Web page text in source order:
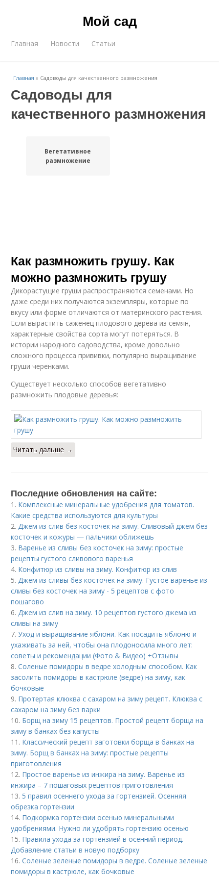
Мой сад
Главная Новости Статьи
Главная » Садоводы для качественного размножения
Садоводы для
качественного размножения
Вегетативное
размножение
Как размножить грушу. Как
можно размножить грушу
Дикорастущие груши распространяются семенами. Но
даже среди них получаются экземпляры, которые по
вкусу или форме отличаются от материнского растения.
Если вырастить саженец плодового дерева из семян,
характерные свойства сорта могут потеряться. В
истории народного садоводства, кроме довольно
сложного процесса прививки, популярно выращивание
груши черенками.
Существует несколько способов вегетативно
размножить плодовые деревья:
Читать дальше →
Последние обновления на сайте:
1. Комплексные минеральные удобрения для томатов.
Какие средства используются для культуры
2.Джем из слив без косточек на зиму. Сливовый джем без
косточек и кожуры — пальчики оближешь
3. Варенье из сливы без косточек на зиму: простые
рецепты густого сливового варенья
4. Конфитюр из сливы на зиму. Конфитюр из слив
5.Джем из сливы без косточек на зиму. Густое варенье из
сливы без косточек на зиму - 5 рецептов с фото
пошагово
6.Джем из слив на зиму. 10 рецептов густого джема из
сливы на зиму
7.Уход и выращивание яблони. Как посадить яблоню и
ухаживать за ней, чтобы она плодоносила много лет:
советы и рекомендации (Фото & Видео) +Отзывы
8.Соленые помидоры в ведре холодным способом. Как
засолить помидоры в кастрюле (ведре) на зиму, как
бочковые
9. Протертая клюква с сахаром на зиму рецепт. Клюква с
сахаром на зиму без варки
10. Борщ на зиму 15 рецептов. Простой рецепт борща на
зиму в банках без капусты
11. Классический рецепт заготовки борща в банках на
зиму. Борщ в банках на зиму: простые рецепты
приготовления
12. Простое варенье из инжира на зиму. Варенье из
инжира – 7 пошаговых рецептов приготовления
13. 5 правил осеннего ухода за гортензией. Осенняя
обрезка гортензии
14. Подкормка гортензии осенью минеральными
удобрениями. Нужно ли удобрять гортензию осенью
15. Правила ухода за гортензией в осенний период.
Добавление статьи в новую подборку
16.Соленые зеленые помидоры в ведре. Соленые зеленые
помидоры в кастрюле, как бочковые